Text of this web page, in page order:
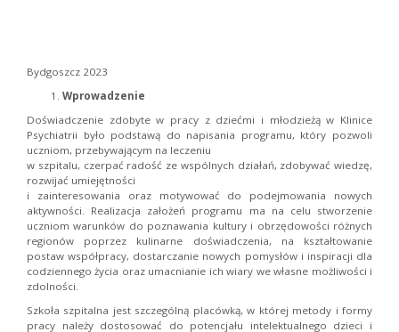
Bydgoszcz 2023
Wprowadzenie
Doświadczenie zdobyte w pracy z dziećmi i młodzieżą w Klinice
Psychiatrii było podstawą do napisania programu, który pozwoli
uczniom, przebywającym na leczeniu
w szpitalu, czerpać radość ze wspólnych działań, zdobywać wiedzę,
rozwijać umiejętności
i zainteresowania oraz motywować do podejmowania nowych
aktywności. Realizacja założeń programu ma na celu stworzenie
uczniom warunków do poznawania kultury i obrzędowości różnych
regionów poprzez kulinarne doświadczenia, na kształtowanie
postaw współpracy, dostarczanie nowych pomysłów i inspiracji dla
codziennego życia oraz umacnianie ich wiary we własne możliwości i
zdolności.
Szkoła szpitalna jest szczególną placówką, w której metody i formy
pracy należy dostosować do potencjału intelektualnego dzieci i